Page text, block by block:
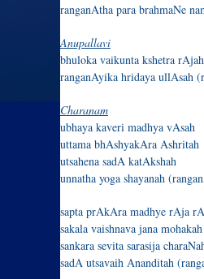
ranganAtha para brahmaNe
Anupallavi
bhuloka vaikunta kshetra rAjah
ranganAyika hridaya ullAsah
Charanam
ubhaya kaveri madhya vAsah
uttama bhAshyakAra Ashritah
utsahena sadA katAkshah
unnatha yoga shayanah
sapta prAkAra madhye rAja
sakala vaishnava jana mohakah
sankara sevita sarasija
sadA utsavaih Ananditah